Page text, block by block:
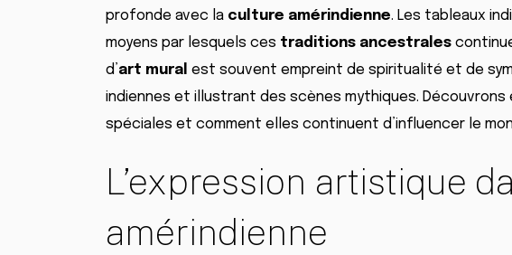
profonde avec la culture amérindienne. Les tableaux
moyens par lesquels ces traditions ancestrales
d’art mural est souvent empreint de spiritualité et de
indiennes et illustrant des scènes mythiques.
spéciales et comment elles continuent d’influencer le
L’expression artistique
amérindienne